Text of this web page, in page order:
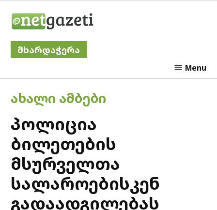
მხარდაჭერა
Menu
POSTED
IN
ᲐᲮᲐᲚᲘ ᲐᲛᲑᲔᲑᲘ
პოლიცია
ბილეთების
მსურველთა
სალაროებისკენ
გადაადგილებას